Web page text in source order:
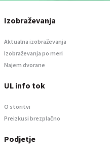
Izobraževanja
Aktualna izobraževanja
Izobraževanja po meri
Najem dvorane
UL info tok
O storitvi
Preizkusi brezplačno
Podjetje